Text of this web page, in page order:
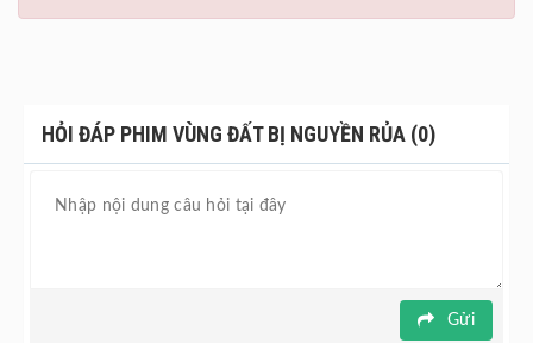
HỎI ĐÁP PHIM VÙNG ĐẤT BỊ NGUYỀN RỦA (0)
Gửi